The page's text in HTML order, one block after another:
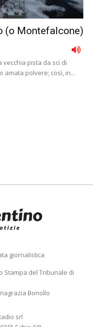
(o Montefalcone)
pista da sci di
amata polvere; così, in...
giornalistica
Stampa del Tribunale di
Bonollo
srl